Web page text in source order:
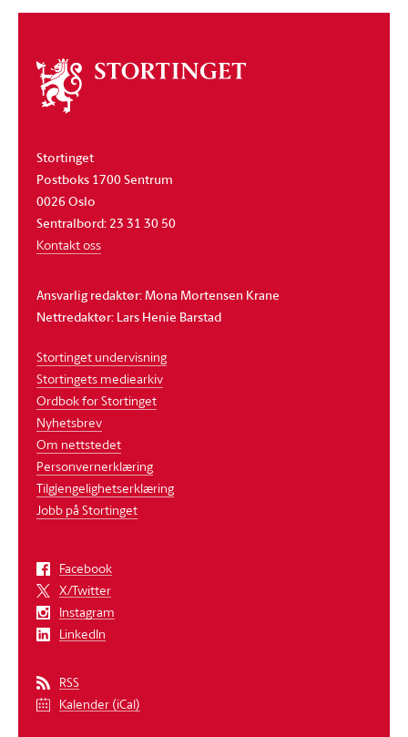
Om
stortinget
Stortinget
Postboks 1700 Sentrum
0026 Oslo
Sentralbord: 23 31 30 50
Kontakt oss
Ansvarlig redaktør: Mona Mortensen Krane
Nettredaktør: Lars Henie Barstad
Stortinget undervisning
Stortingets mediearkiv
Ordbok for Stortinget
Nyhetsbrev
Om nettstedet
Personvernerklæring
Tilgjengelighetserklæring
Jobb på Stortinget
Facebook
X/Twitter
Instagram
LinkedIn
RSS
Kalender (iCal)